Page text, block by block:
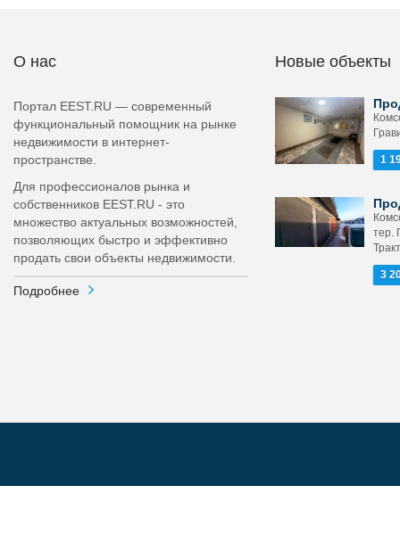
О нас
Портал EEST.RU — современный
функциональный помощник на рынке
недвижимости в интернет-
пространстве.
Для профессионалов рынка и
собственников EEST.RU - это
множество актуальных возможностей,
позволяющих быстро и эффективно
продать свои объекты недвижимости.
Подробнее
Новые объекты
1
тер.
3